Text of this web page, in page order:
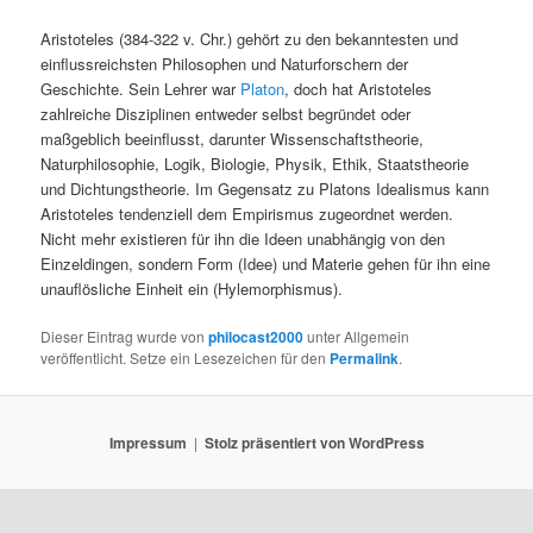
Aristoteles (384-322 v. Chr.) gehört zu den bekanntesten und
einflussreichsten Philosophen und Naturforschern der
Geschichte. Sein Lehrer war Platon, doch hat Aristoteles
zahlreiche Disziplinen entweder selbst begründet oder
maßgeblich beeinflusst, darunter Wissenschaftstheorie,
Naturphilosophie, Logik, Biologie, Physik, Ethik, Staatstheorie
und Dichtungstheorie. Im Gegensatz zu Platons Idealismus kann
Aristoteles tendenziell dem Empirismus zugeordnet werden.
Nicht mehr existieren für ihn die Ideen unabhängig von den
Einzeldingen, sondern Form (Idee) und Materie gehen für ihn eine
unauflösliche Einheit ein (Hylemorphismus).
Dieser Eintrag wurde vonphilocast2000unter Allgemein
veröffentlicht. Setze ein Lesezeichen für den Permalink.
Impressum Stolz präsentiert von WordPress